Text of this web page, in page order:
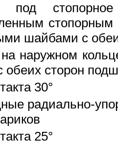
под
шайбами с
наружном
сторон
30°
радиально-
25°